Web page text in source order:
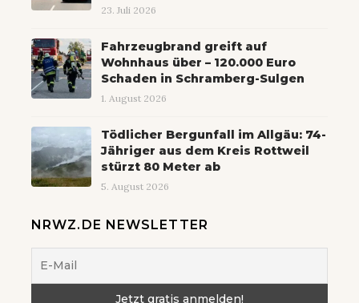
23. Juli 2026
Fahrzeugbrand greift auf
Wohnhaus über – 120.000 Euro
Schaden in Schramberg-Sulgen
1. August 2026
Tödlicher Bergunfall im Allgäu: 74-
Jähriger aus dem Kreis Rottweil
stürzt 80 Meter ab
5. August 2026
NRWZ.DE NEWSLETTER